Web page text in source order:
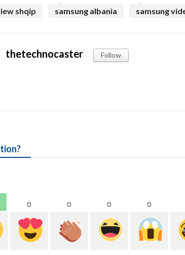
shqip samsung albania samsung
thetechnocaster Follow
0 0 0 0